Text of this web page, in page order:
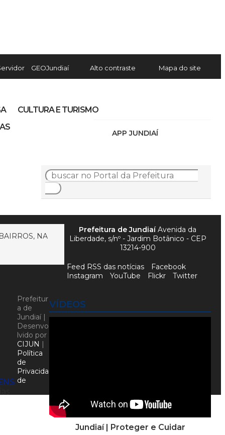
GEOJundiaí Alto contraste Mapa do site
APP JUNDIAÍ
CULTURA E TURISMO
NA
VÍDEOS
Jundiaí | Proteger e Cuidar
Prefeitura de JundiaíAvenida da
Liberdade, s/nº - Jardim Botânico - CEP
13214-900
Feed RSS das notícias
Facebook
Instagram
YouTube Flickr Twitter
Prefeitur
a de
Jundiaí |
Desenvo
lvido por
CIJUN |
Política
de
Privacida
de